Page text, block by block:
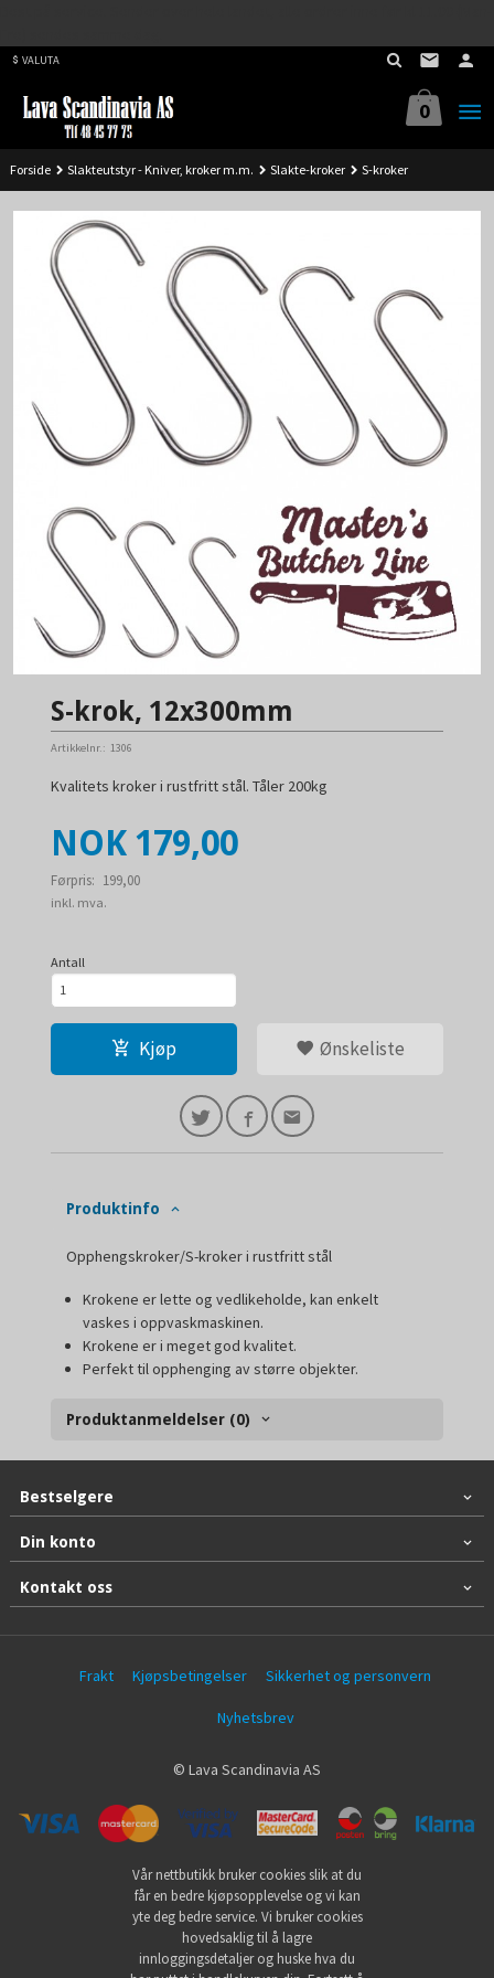
VALUTA
0
Forside Slakteutstyr - Kniver, kroker m.m. Slakte-kroker S-kroker
S-krok, 12x300mm
Artikkelnr.: 1306
Kvalitets kroker i rustfritt stål. Tåler 200kg
Tilbud
NOK 179,00
Førpris: 199,00
Rabatt
inkl. mva.
Antall
Kjøp Ønskeliste
Produktinfo
Opphengskroker/S-kroker i rustfritt stål
Krokene er lette og vedlikeholde, kan enkelt
vaskes i oppvaskmaskinen.
Krokene er i meget god kvalitet.
Perfekt til opphenging av større objekter.
Produktanmeldelser (0)
Bestselgere
Din konto
Kontakt oss
Frakt Kjøpsbetingelser Sikkerhet og personvern
Nyhetsbrev
© Lava Scandinavia AS
Vår nettbutikk bruker cookies slik at du
får en bedre kjøpsopplevelse og vi kan
yte deg bedre service. Vi bruker cookies
hovedsaklig til å lagre
innloggingsdetaljer og huske hva du